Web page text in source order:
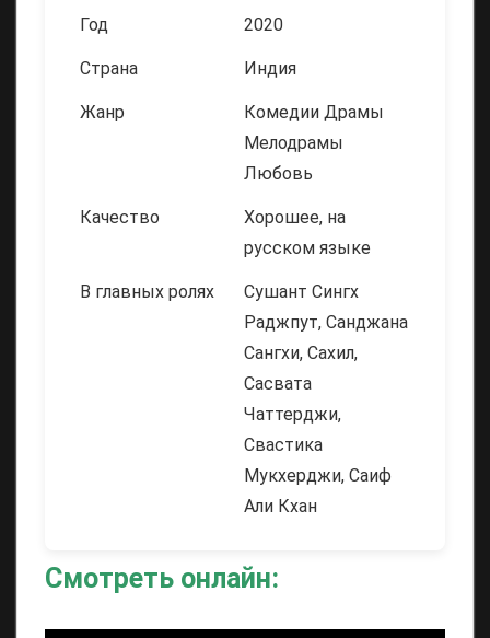
Год 2020
Страна Индия
Жанр
Комедии Драмы
Мелодрамы
Любовь
Качество
Хорошее, на
русском языке
В главных ролях
Сушант Сингх
Раджпут, Санджана
Сангхи, Сахил,
Сасвата
Чаттерджи,
Свастика
Мукхерджи, Саиф
Али Кхан
Смотреть онлайн: